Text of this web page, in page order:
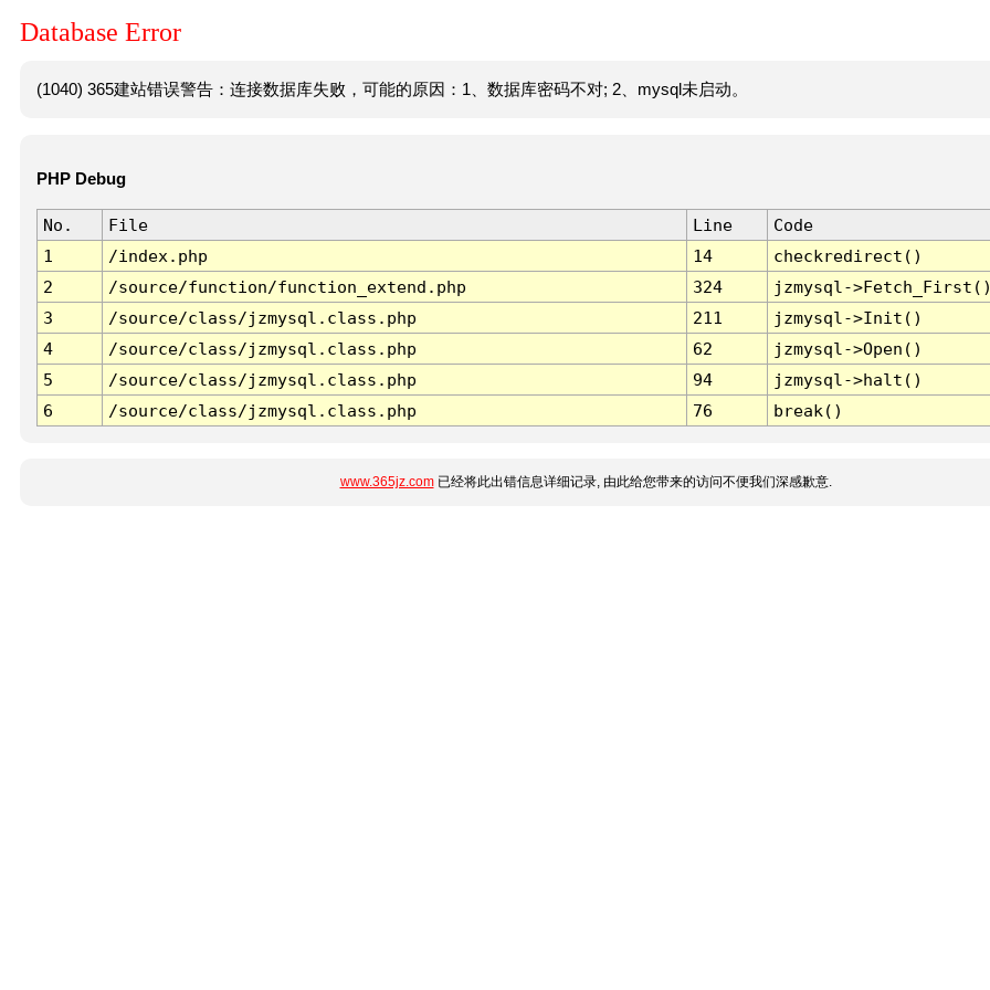
Database Error
(1040) 365建站错误警告：连接数据库失败，可能的原因：1、数据库密码不对; 2、mysql未启动。
PHP Debug
No. File Line
Code
1
/index.php 14
checkredirect()
2
/source/function/function_extend.php 324
jzmysql-
3
/source/class/jzmysql.class.php 211
jzmysql->Init()
4
/source/class/jzmysql.class.php 62
jzmysql->Open()
5
/source/class/jzmysql.class.php 94
jzmysql->halt()
6
/source/class/jzmysql.class.php 76 break()
www.365jz.com已经将此出错信息详细记录, 由此给您带来的访问不便我们深感歉意.